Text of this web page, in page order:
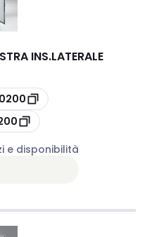
INS.LATERALE
e disponibilità